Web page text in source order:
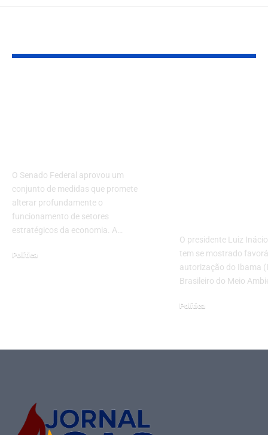
O Senado Federal aprovou um
conjunto de medidas que promete
alterar profundamente o
funcionamento de setores
estratégicos da economia. A…
Política
O presidente Luiz
tem se mostrado
autorização do Ibama
Brasileiro do Meio
Política